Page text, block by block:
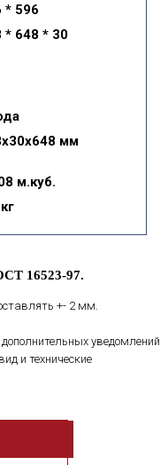
* 596
* 648 * 30
мм
м.куб.
16523-97.
+- 2 мм.
уведомлений
и технические